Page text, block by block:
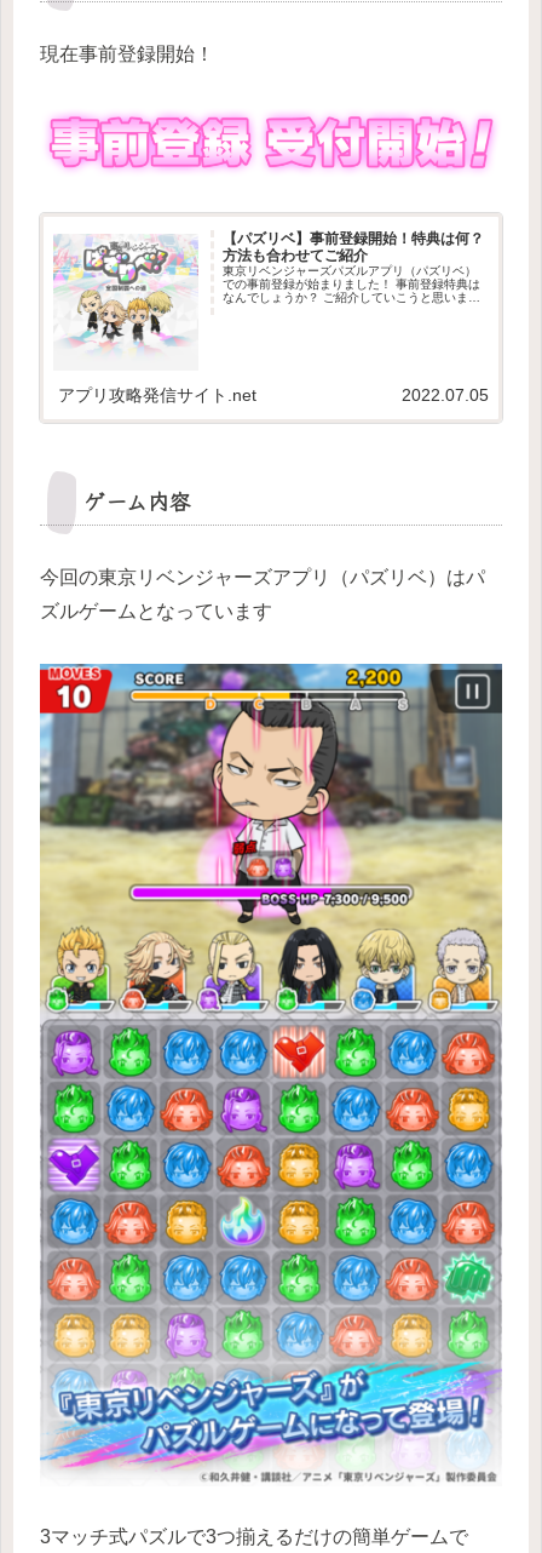
現在事前登録開始！
【パズリベ】事前登録開始！特典は何？
方法も合わせてご紹介
東京リベンジャーズパズルアプリ（パズリベ）
での事前登録が始まりました！ 事前登録特典は
なんでしょうか？ ご紹介していこうと思います
アプリ攻略発信サイト.net 2022.07.05
ゲーム内容
今回の東京リベンジャーズアプリ（パズリベ）はパ
ズルゲームとなっています
3マッチ式パズルで3つ揃えるだけの簡単ゲームで